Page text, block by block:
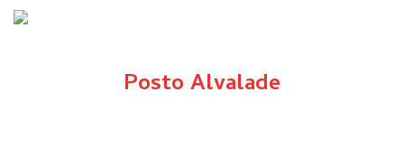
Posto Alvalade